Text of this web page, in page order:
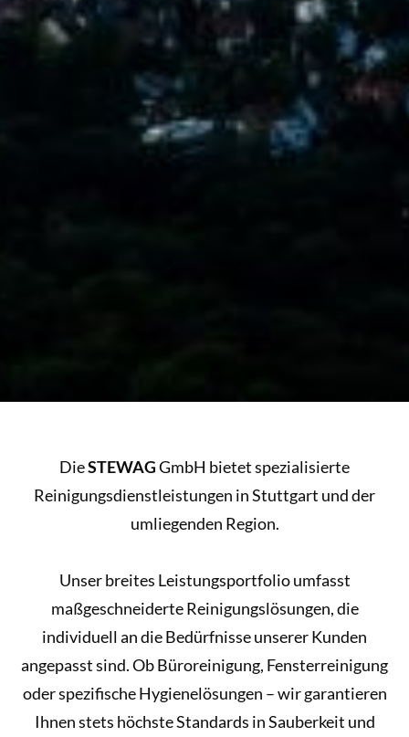
DieSTEWAGGmbH bietet spezialisierte
Reinigungsdienstleistungen in Stuttgart und der
umliegenden Region.
Unser breites Leistungsportfolio umfasst
maßgeschneiderte Reinigungslösungen, die
individuell an die Bedürfnisse unserer Kunden
angepasst sind. Ob Büroreinigung, Fensterreinigung
oder spezifische Hygienelösungen – wir garantieren
Ihnen stets höchste Standards in Sauberkeit und